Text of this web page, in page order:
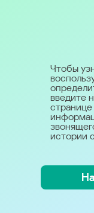
Чтобы
введите
истории